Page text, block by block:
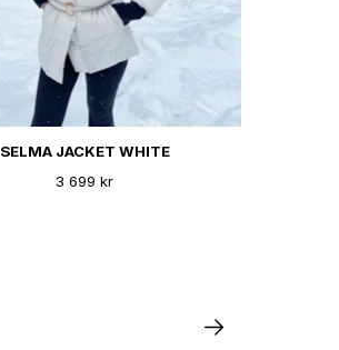
SELMA JACKET WHITE
3 699 kr